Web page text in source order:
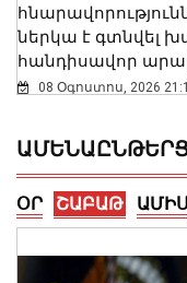
ներկա է գտնվել
հանդիսավոր
08 Օգոստոս, 2026
ՕՐ ՇԱԲԱԹ ԱՄԻՍ